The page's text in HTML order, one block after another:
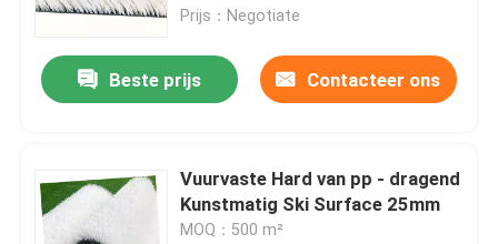
Prijs：Negotiate
Beste prijs Contacteer ons
Vuurvaste Hard van pp - dragend
Kunstmatig Ski Surface 25mm
MOQ：500 m²